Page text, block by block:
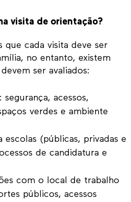
visita de orientação?
que cada visita deve ser
no entanto, existem
ser avaliados:
segurança, acessos,
verdes e ambiente
escolas (públicas, privadas e
de candidatura e
com o local de trabalho
públicos, acessos